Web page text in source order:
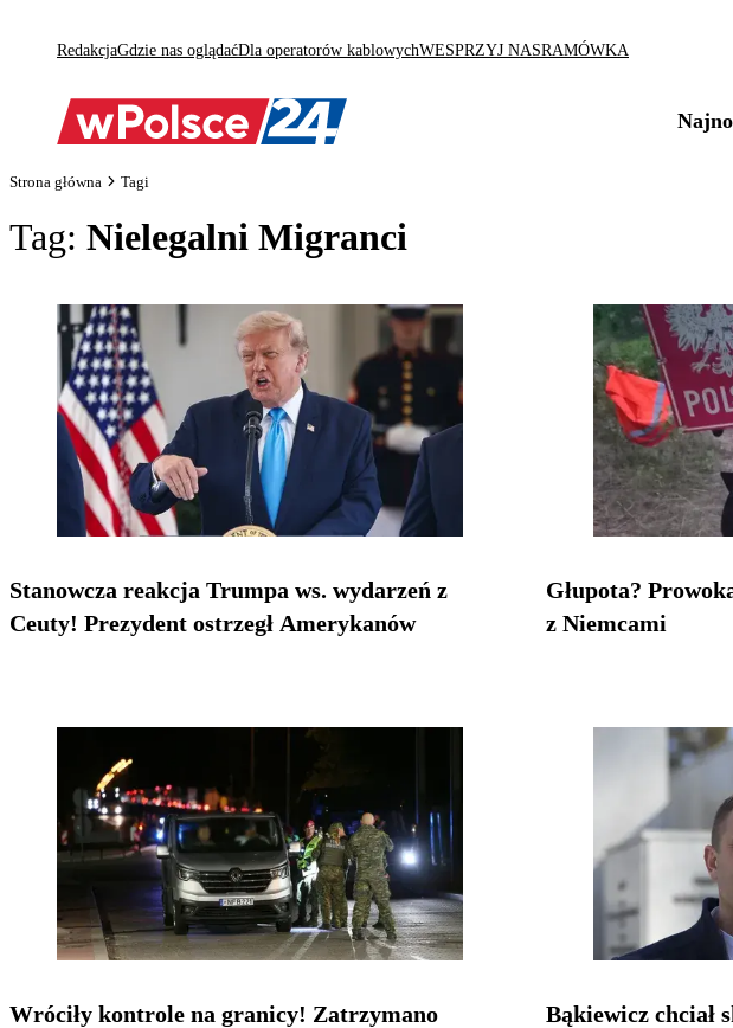
RedakcjaGdzie nas oglądaćDla operatorów kablowychWESPRZYJ NASRAMÓWKA
Strona główna Tagi
Tag: Nielegalni Migranci
Stanowcza reakcja Trumpa ws. wydarzeń z
Ceuty! Prezydent ostrzegł Amerykanów
Głupota?
z Niemcami
Wróciły kontrole na granicy! Zatrzymano
Bąkiewicz chciał